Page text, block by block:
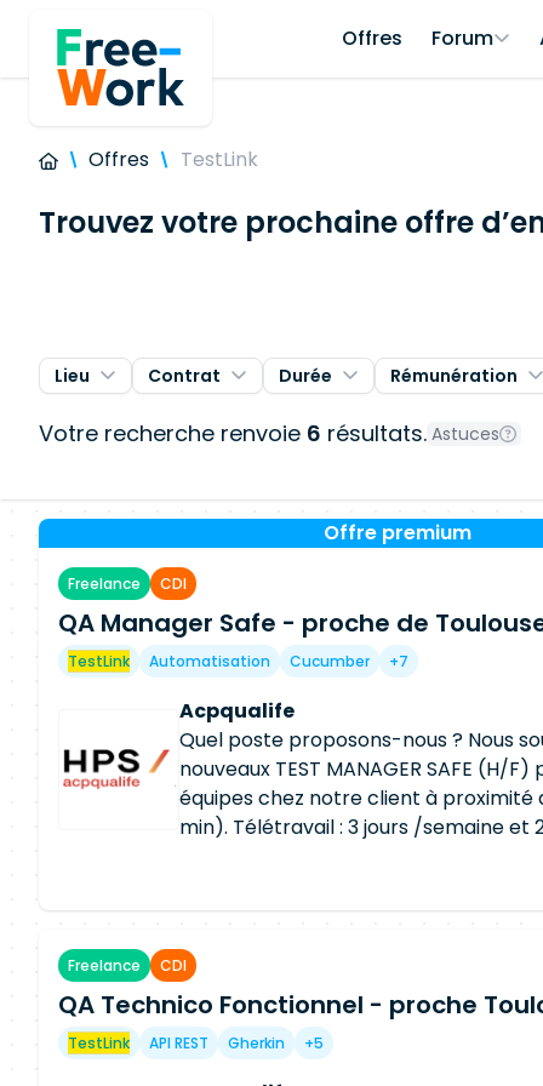
Offres Forum
Offres TestLink
Trouvez votre prochaine offre
Lieu Contrat Durée Rémunération
Votre recherche renvoie 6 résultats. Astuces
Offre premium
Freelance CDI
QA Manager Safe - proche de
TestLink Automatisation Cucumber +7
Acpqualife
Quel poste proposons-nous ? Nous
nouveaux TEST MANAGER SAFE (H/
équipes chez notre client à proximité
min). Télétravail : 3 jours /semaine et
contexte Safe avec des PI
La conduite et le suivi de la
global du train Piloter les activités de
équipes : environnement, acteurs,
Mettre en place la politique de test.
la matrice des exigences. Définir,
Freelance CDI
QA Technico Fonctionnel - proche
TestLink API REST Gherkin +5